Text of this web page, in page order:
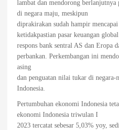
lambat dan mendorong berlanjutnya
di negara maju, meskipun
diprakirakan sudah hampir
ketidakpastian pasar keuangan
respons bank sentral AS dan Eropa
perbankan. Perkembangan ini
asing
dan penguatan nilai tukar di negara-
Indonesia.
Pertumbuhan ekonomi Indonesia
ekonomi Indonesia triwulan I
2023 tercatat sebesar 5,03% yoy,